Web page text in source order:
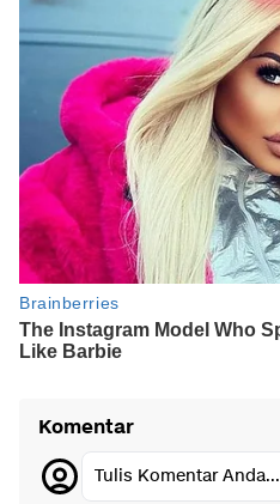
Komentar
Tulis Komentar Anda...